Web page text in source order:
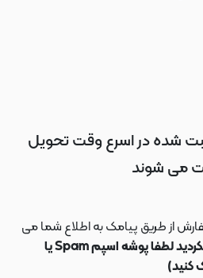
شده در اسرع وقت تحویل
می شوند
از طریق پیامک به اطلاع شما می
(اگر پیامک دریافت نکردید لطفا پوشه اسپم Spam یا
کنید)